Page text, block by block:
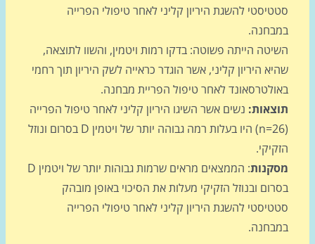
להשגת היריון קליני לאחר טיפולי הפרייה
הייתה פשוטה: בדקו רמות ויטמין, והשוו לתוצאה,
היריון קליני, אשר הוגדר כראייה לשק היריון תוך רחמי
לאחר טיפול הפריית מבחנה.
נשים אשר השיגו היריון קליני לאחר טיפול הפרייה
(n=26) היו בעלות רמה גבוהה יותר של ויטמין D בסרום ונוזל
: הממצאים מראים שרמות גבוהות יותר של ויטמין D
ובנוזל הזקיקי מעלות את הסיכוי באופן מובהק
להשגת היריון קליני לאחר טיפולי הפרייה